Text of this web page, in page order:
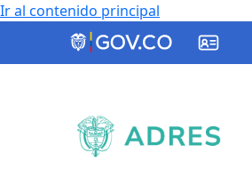
Ir al contenido principal
ADRES